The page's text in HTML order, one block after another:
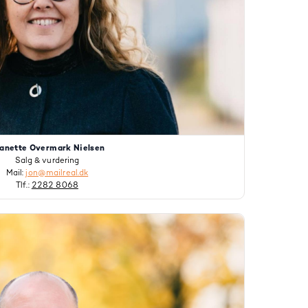
Overmark Nielsen
Salg & vurdering
Mail:jon@mailreal.dk
Tlf.: 2282 8068